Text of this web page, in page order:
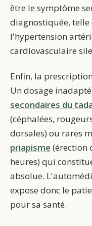
être le symptôme
diagnostiquée, telle
l'hypertension
cardiovasculaire
Enfin, la
Un dosage
secondaires du
(céphalées,
dorsales) ou rares
priapisme (érection
heures) qui
absolue.
expose donc le
pour sa santé.